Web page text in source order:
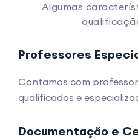
Algumas
Professores
Contamos com
qualificados e
Documentação e